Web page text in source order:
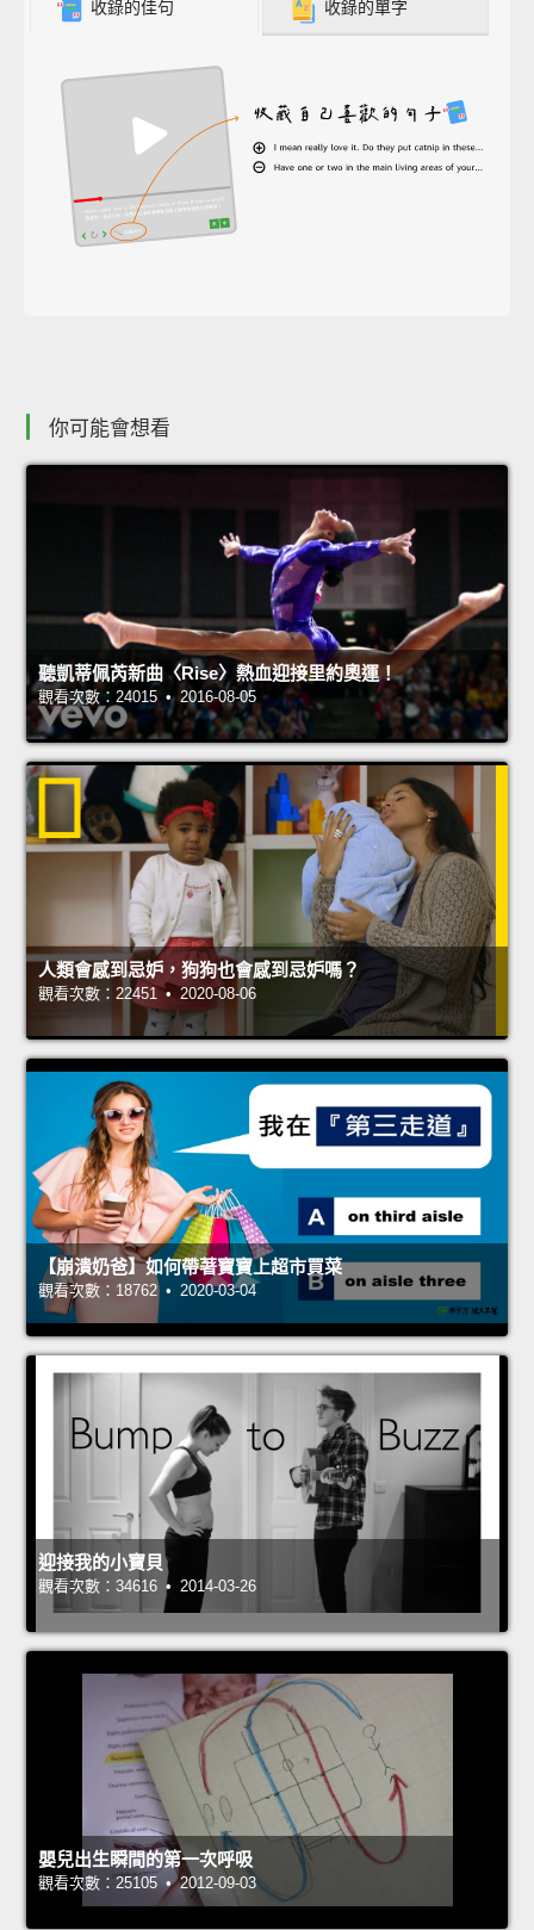
收錄的佳句 收錄的單字
你可能會想看
聽凱蒂佩芮新曲〈Rise〉熱血迎接里約奧運！
觀看次數：24015 • 2016-08-05
人類會感到忌妒，狗狗也會感到忌妒嗎？
觀看次數：22451 • 2020-08-06
【崩潰奶爸】如何帶著寶寶上超市買菜
觀看次數：18762 • 2020-03-04
迎接我的小寶貝
觀看次數：34616 • 2014-03-26
嬰兒出生瞬間的第一次呼吸
觀看次數：25105 • 2012-09-03